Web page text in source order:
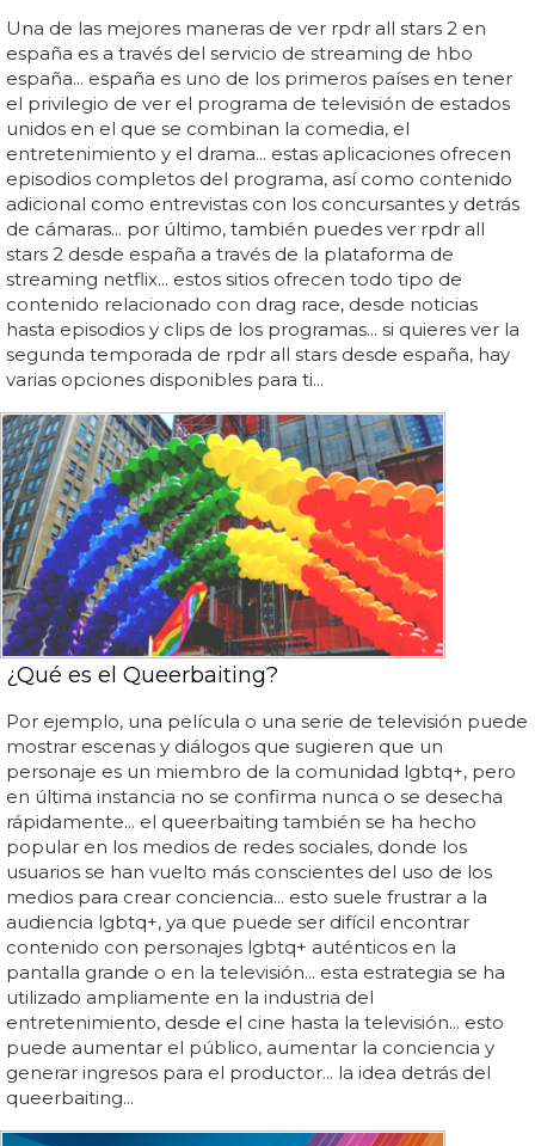
Una de las mejores maneras de ver rpdr all stars 2 en
españa es a través del servicio de streaming de hbo
españa... españa es uno de los primeros países en tener
el privilegio de ver el programa de televisión de estados
unidos en el que se combinan la comedia, el
entretenimiento y el drama... estas aplicaciones ofrecen
episodios completos del programa, así como contenido
adicional como entrevistas con los concursantes y detrás
de cámaras... por último, también puedes ver rpdr all
stars 2 desde españa a través de la plataforma de
streaming netflix... estos sitios ofrecen todo tipo de
contenido relacionado con drag race, desde noticias
hasta episodios y clips de los programas... si quieres ver la
segunda temporada de rpdr all stars desde españa, hay
varias opciones disponibles para ti...
¿Qué es el Queerbaiting?
Por ejemplo, una película o una serie de televisión puede
mostrar escenas y diálogos que sugieren que un
personaje es un miembro de la comunidad lgbtq+, pero
en última instancia no se confirma nunca o se desecha
rápidamente... el queerbaiting también se ha hecho
popular en los medios de redes sociales, donde los
usuarios se han vuelto más conscientes del uso de los
medios para crear conciencia... esto suele frustrar a la
audiencia lgbtq+, ya que puede ser difícil encontrar
contenido con personajes lgbtq+ auténticos en la
pantalla grande o en la televisión... esta estrategia se ha
utilizado ampliamente en la industria del
entretenimiento, desde el cine hasta la televisión... esto
puede aumentar el público, aumentar la conciencia y
generar ingresos para el productor... la idea detrás del
queerbaiting...